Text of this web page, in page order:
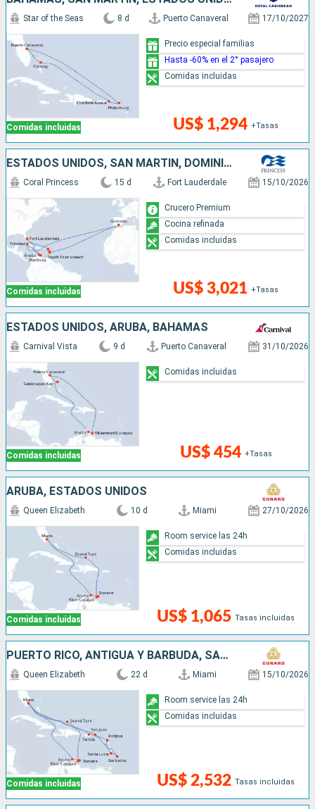
Comidas incluidas
Star of the Seas 8 d Puerto Canaveral 17/10/2027
US$ 1,294 +Tasas
Precio especial familias
Hasta -60% en el 2° pasajero
Comidas incluidas
ESTADOS UNIDOS, SAN MARTÍN, DOMINICA, GRENADA, CUBA, ARUBA
Comidas incluidas
Coral Princess 15 d Fort Lauderdale 15/10/2026
US$ 3,021 +Tasas
Crucero Premium
Cocina refinada
Comidas incluidas
ESTADOS UNIDOS, ARUBA, BAHAMAS
Comidas incluidas
Carnival Vista 9 d Puerto Canaveral 31/10/2026
US$ 454 +Tasas
Comidas incluidas
ARUBA, ESTADOS UNIDOS
Comidas incluidas
Queen Elizabeth 10 d Miami 27/10/2026
US$ 1,065 Tasas incluidas
Room service las 24h
Comidas incluidas
PUERTO RICO, ANTIGUA Y BARBUDA, SANTA LUCIA, BARBADOS, SAN MARTÍN, ESTADOS UNIDOS, ARUBA
Comidas incluidas
Queen Elizabeth 22 d Miami 15/10/2026
US$ 2,532 Tasas incluidas
Room service las 24h
Comidas incluidas